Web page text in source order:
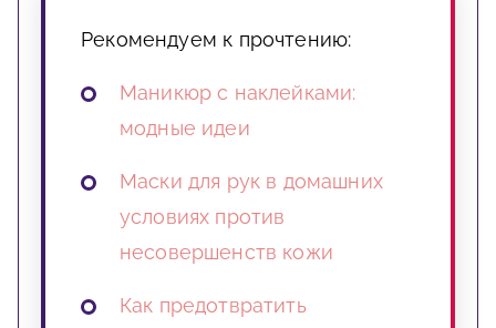
Рекомендуем к прочтению:
Маникюр с наклейками:
модные идеи
Маски для рук в домашних
условиях против
несовершенств кожи
Как предотвратить